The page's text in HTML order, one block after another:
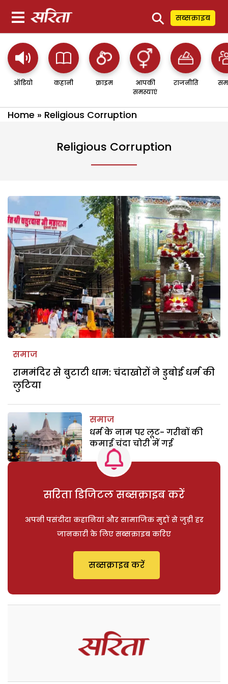
⚲ सब्सक्राइब
ऑडियो कहानी क्राइम
आपकी
समस्याएं
राजनीति
Home » Religious Corruption
Religious Corruption
समाज
राममंदिर से बुटाटी धाम: चंदाखोरों ने डुबोई धर्म की
लुटिया
समाज
धर्म के नाम पर लूट- गरीबों की
कमाई चंदा चोरी में गई
सरिता डिजिटल सब्सक्राइब करें
अपनी पसंदीदा कहानियां और सामाजिक मुद्दों से जुड़ी हर
जानकारी के लिए सब्सक्राइब करिए
सब्सक्राइब करें